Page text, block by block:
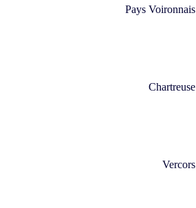
Pays Voironnais
Chartreuse
Vercors